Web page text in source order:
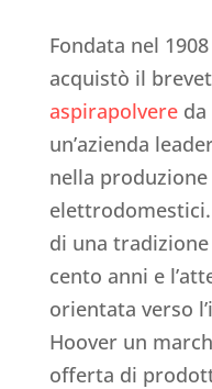
Fondata nel
acquistò il
aspirapolvereda
un’azienda
nella
elettrodomestici.
di una
cento anni e
orientata verso
Hoover un
offerta di